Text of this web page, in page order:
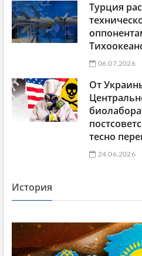
Турция
06.07.2026
От
тесно
24.06.2026
История